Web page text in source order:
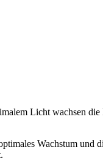
Licht wachsen
Wachstum und